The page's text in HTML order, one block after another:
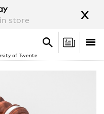
store
x
of Twente
Search
Search